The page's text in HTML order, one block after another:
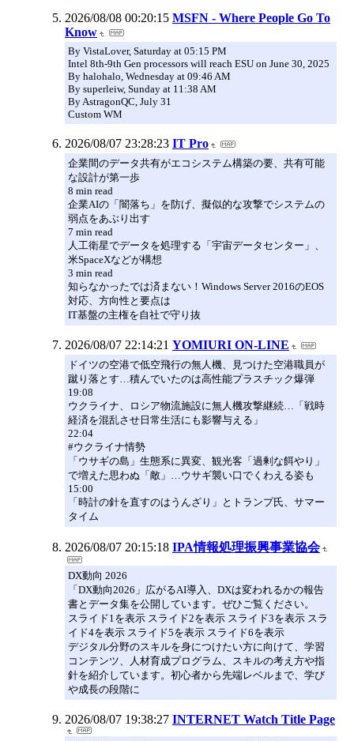
2026/08/08 00:20:15 MSFN - Where People Go To
Know
By VistaLover, Saturday at 05:15 PM
Intel 8th-9th Gen processors will reach ESU on June 30, 2025
By halohalo, Wednesday at 09:46 AM
By superleiw, Sunday at 11:38 AM
By AstragonQC, July 31
Custom WM
2026/08/07 23:28:23 IT Pro
企業間のデータ共有がエコシステム構築の要、共有可能
な設計が第一歩
8 min read
企業AIの「闇落ち」を防げ、擬似的な攻撃でシステムの
弱点をあぶり出す
7 min read
人工衛星でデータを処理する「宇宙データセンター」、
米SpaceXなどが構想
3 min read
知らなかったでは済まない！Windows Server 2016のEOS
対応、方向性と要点は
IT基盤の主権を自社で守り抜
2026/08/07 22:14:21 YOMIURI ON-LINE
ドイツの空港で低空飛行の無人機、見つけた空港職員が
蹴り落とす…積んでいたのは高性能プラスチック爆弾
19:08
ウクライナ、ロシア物流施設に無人機攻撃継続…「戦時
経済を混乱させ日常生活にも影響与える」
22:04
#ウクライナ情勢
「ウサギの島」生態系に異変、観光客「過剰な餌やり」
で増えた思わぬ「敵」…ウサギ襲い口でくわえる姿も
15:00
「時計の針を直すのはうんざり」とトランプ氏、サマー
タイム
2026/08/07 20:15:18 IPA情報処理振興事業協会
DX動向 2026
「DX動向2026」広がるAI導入、DXは変われるかの報告
書とデータ集を公開しています。ぜひご覧ください。
スライド1を表示 スライド2を表示 スライド3を表示 スラ
イド4を表示 スライド5を表示 スライド6を表示
デジタル分野のスキルを身につけたい方に向けて、学習
コンテンツ、人材育成プログラム、スキルの考え方や指
針を紹介しています。初心者から先端レベルまで、学び
や成長の段階に
2026/08/07 19:38:27 INTERNET Watch Title Page